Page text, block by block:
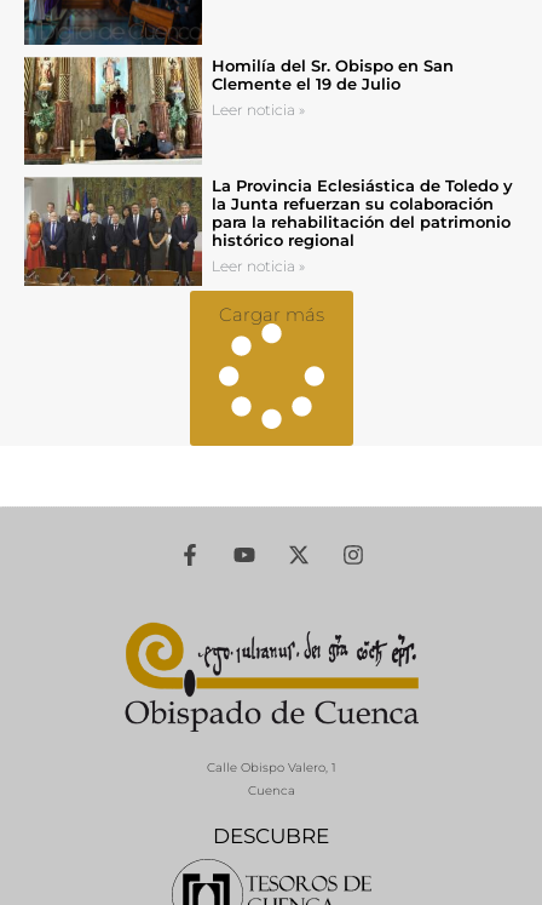
Homilía del Sr. Obispo en San
Clemente el 19 de Julio
Leer noticia »
La Provincia Eclesiástica de Toledo y
la Junta refuerzan su colaboración
para la rehabilitación del patrimonio
histórico regional
Leer noticia »
Cargar más
DESCUBRE
Calle Obispo Valero, 1
Cuenca